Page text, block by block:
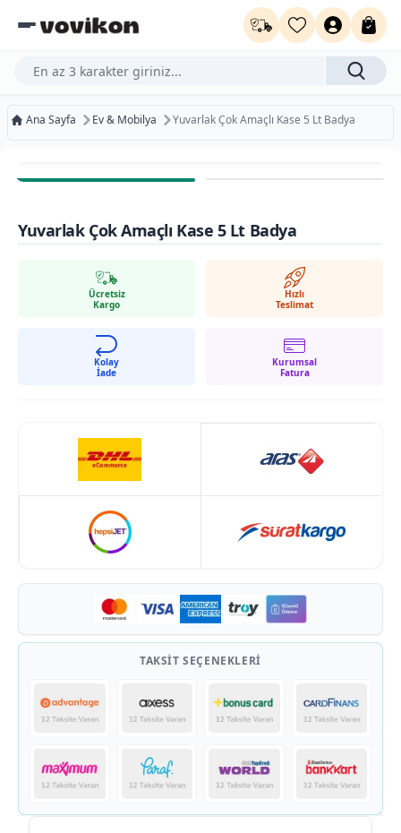
Ürün, kategori veya marka ara...
Ana Sayfa Ev & Mobilya Yuvarlak Çok Amaçlı Kase 5 Lt Badya
Ücretsiz Kargo
Kurumsal Faturaya Uygun
Yuvarlak Çok Amaçlı Kase 5 Lt Badya
Ücretsiz
Kargo
Hızlı
Teslimat
Kolay
İade
Kurumsal
Fatura
TAKSIT SEÇENEKLERI